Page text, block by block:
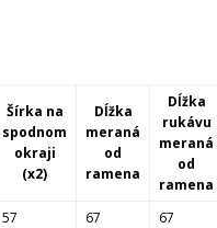
Šírka na
spodnom
okraji
(x2)
Dĺžka
meraná
od
ramena
Dĺžka
rukávu
meraná
od
ramena
57 67
67